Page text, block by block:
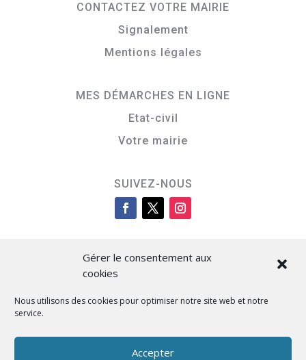
Gérer le consentement aux
cookies
Nous utilisons des cookies pour optimiser notre site web et notre
service.
Accepter
CONTACTEZ VOTRE MAIRIE
Signalement
Mentions légales
MES DÉMARCHES EN LIGNE
Etat-civil
Votre mairie
SUIVEZ-NOUS
Cità di L’Isula